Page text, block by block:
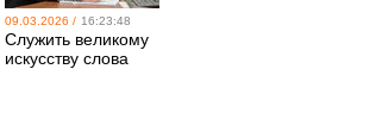
09.03.2026 / 16:23:48
Служить великому
искусству слова